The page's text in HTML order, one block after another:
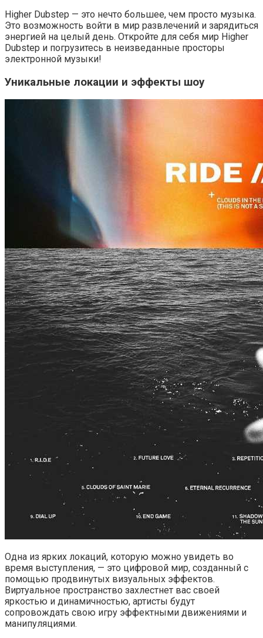
Higher Dubstep — это нечто большее, чем просто музыка.
Это возможность войти в мир развлечений и зарядиться
энергией на целый день. Откройте для себя мир Higher
Dubstep и погрузитесь в неизведанные просторы
электронной музыки!
Уникальные локации и эффекты шоу
Одна из ярких локаций, которую можно увидеть во
время выступления, — это цифровой мир, созданный с
помощью продвинутых визуальных эффектов.
Виртуальное пространство захлестнет вас своей
яркостью и динамичностью, артисты будут
сопровождать свою игру эффектными движениями и
манипуляциями.